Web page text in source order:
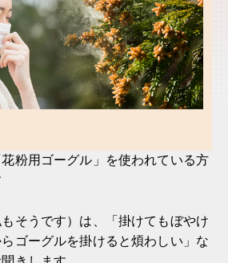
粉用ゴーグル」を使われている方
そうです）は、「掛けてもぼやけ
ゴーグルを掛けると煩わしい」な